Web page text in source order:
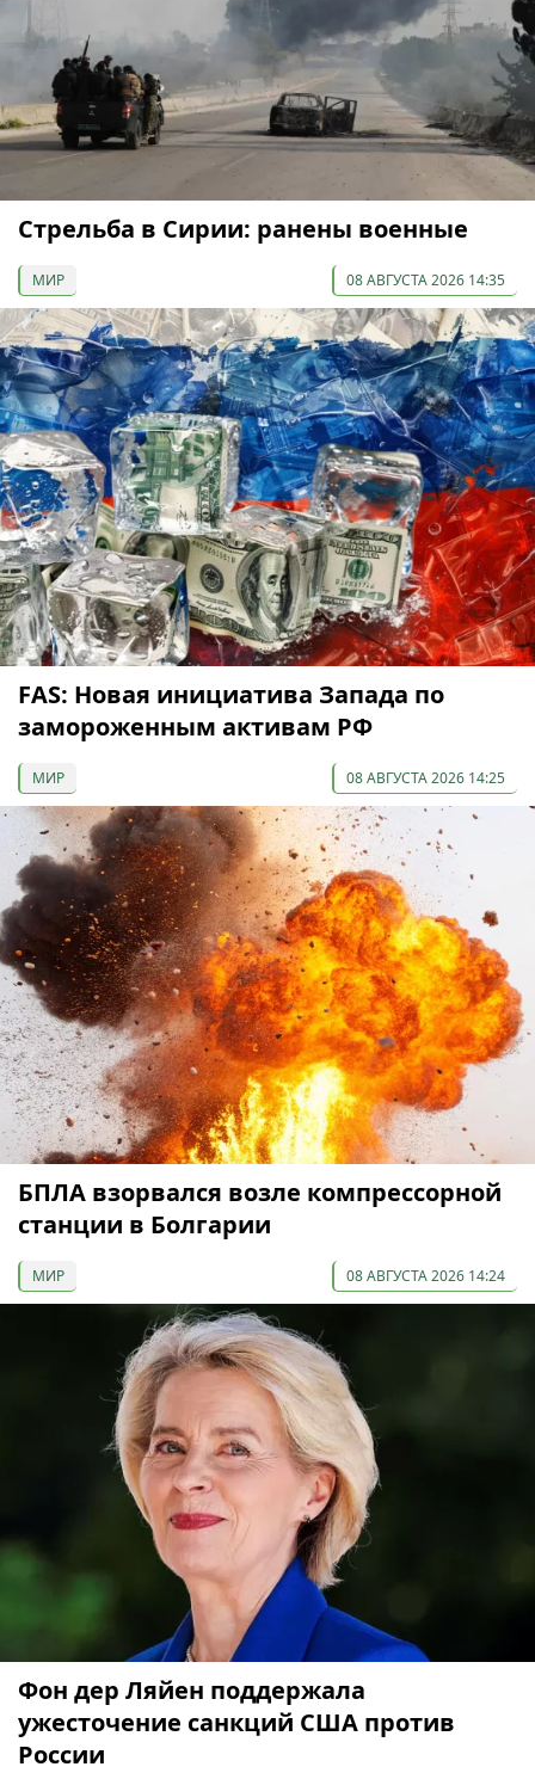
Стрельба в Сирии: ранены военные
МИР 08 АВГУСТА 2026 14:35
FAS: Новая инициатива Запада по
замороженным активам РФ
МИР 08 АВГУСТА 2026 14:25
БПЛА взорвался возле компрессорной
станции в Болгарии
МИР 08 АВГУСТА 2026 14:24
Фон дер Ляйен поддержала
ужесточение санкций США против
России